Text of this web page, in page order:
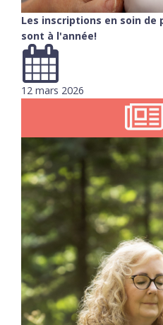
Les inscriptions en soin de
sont à l'année!
12 mars 2026